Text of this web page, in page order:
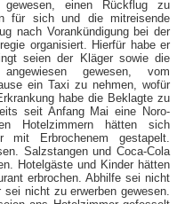
einen Rückflug zu
für sich und die mitreisende
nach Vorankündigung bei der
organisiert. Hierfür habe er
seien der Kläger sowie die
gewesen, vom
ein Taxi zu nehmen, wofür
habe die Beklagte zu
seit Anfang Mai eine Noro-
Hotelzimmern hätten sich
mit Erbrochenem gestapelt.
Salzstangen und Coca-Cola
Hotelgäste und Kinder hätten
erbrochen. Abhilfe sei nicht
nicht zu erwerben gewesen.